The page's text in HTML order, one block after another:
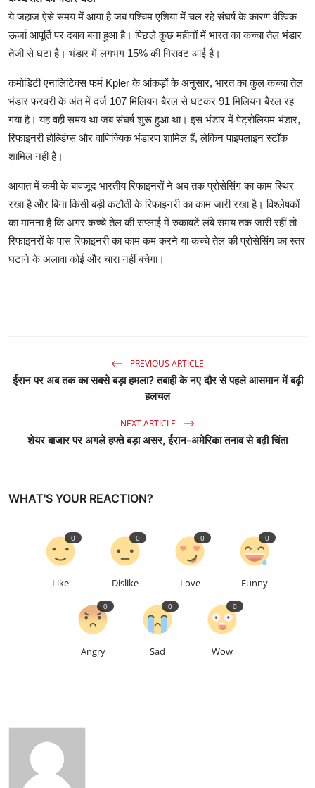
ये जहाज ऐसे समय में आया है जब पश्चिम एशिया में चल रहे संघर्ष के कारण वैश्विक
ऊर्जा आपूर्ति पर दबाव बना हुआ है। पिछले कुछ महीनों में भारत का कच्चा तेल भंडार
तेजी से घटा है। भंडार में लगभग 15% की गिरावट आई है।
कमोडिटी एनालिटिक्स फर्म Kpler के आंकड़ों के अनुसार, भारत का कुल कच्चा तेल
भंडार फरवरी के अंत में दर्ज 107 मिलियन बैरल से घटकर 91 मिलियन बैरल रह
गया है। यह वही समय था जब संघर्ष शुरू हुआ था। इस भंडार में पेट्रोलियम भंडार,
रिफाइनरी होल्डिंग्स और वाणिज्यिक भंडारण शामिल हैं, लेकिन पाइपलाइन स्टॉक
शामिल नहीं हैं।
आयात में कमी के बावजूद भारतीय रिफाइनरों ने अब तक प्रोसेसिंग का काम स्थिर
रखा है और बिना किसी बड़ी कटौती के रिफाइनरी का काम जारी रखा है। विश्लेषकों
का मानना है कि अगर कच्चे तेल की सप्लाई में रुकावटें लंबे समय तक जारी रहीं तो
रिफाइनरों के पास रिफाइनरी का काम कम करने या कच्चे तेल की प्रोसेसिंग का स्तर
घटाने के अलावा कोई और चारा नहीं बचेगा।
PREVIOUS ARTICLE
ईरान पर अब तक का सबसे बड़ा हमला? तबाही के नए दौर से पहले आसमान में बढ़ी
हलचल
NEXT ARTICLE
शेयर बाजार पर अगले हफ्ते बड़ा असर, ईरान-अमेरिका तनाव से बढ़ी चिंता
WHAT'S YOUR REACTION?
Like
0
Dislike
0
Love
0
Funny
0
Angry
0
Sad
0
Wow
0